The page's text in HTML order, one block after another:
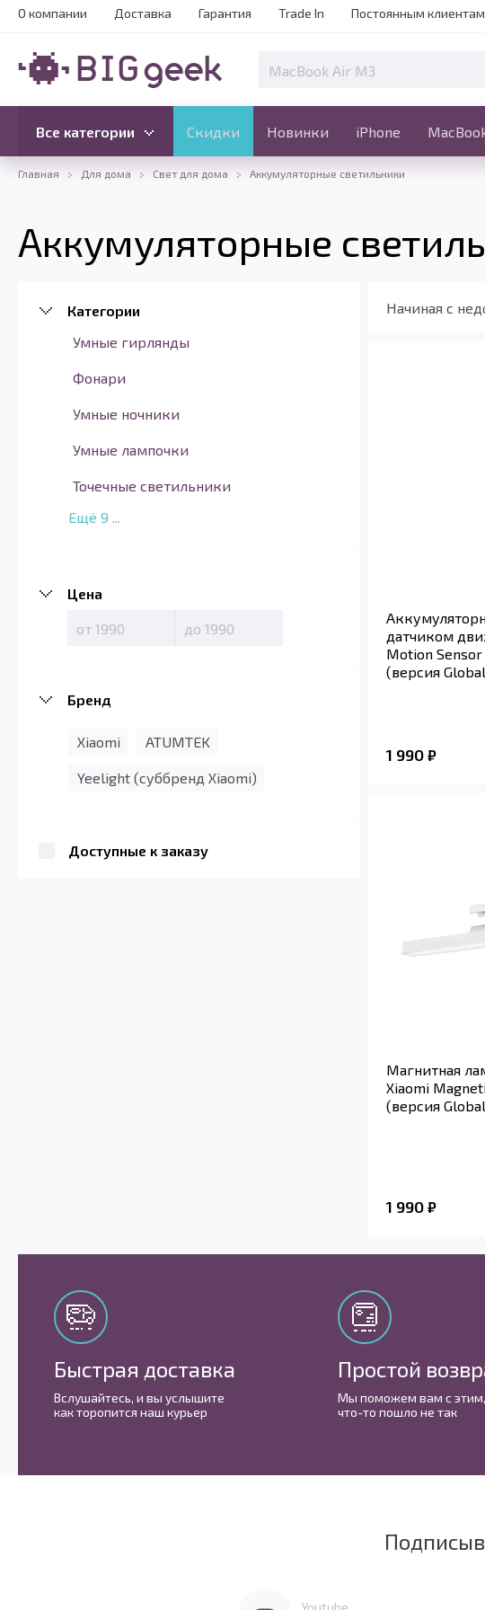
О компании Доставка Гарантия Trade In Постоянным клиентам
Все категории Скидки Новинки iPhone
Скидки Новинки iPhone
Все категории
Главная Для дома Свет для дома Аккумуляторные светильники
Аккумуляторные
Категории
Умные гирлянды
Фонари
Умные ночники
Умные лампочки
Точечные светильники
Ещё 9 ...
Цена
Бренд
Xiaomi ATUMTEK
Yeelight (суббренд Xiaomi)
Доступные к заказу
Начиная с
датчиком
Motion
(версия
1 990 ₽
Магнитная
Xiaomi
(версия
1 990 ₽
Быстрая доставка
Вслушайтесь, и вы услышите
как торопится наш курьер
Простой
Мы поможем вам с
что-то пошло не так
Youtube